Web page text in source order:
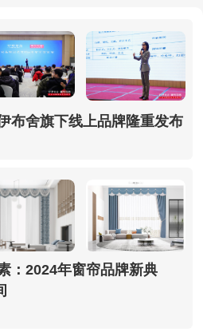
布舍旗下线上品牌隆重发布
：2024年窗帘品牌新典